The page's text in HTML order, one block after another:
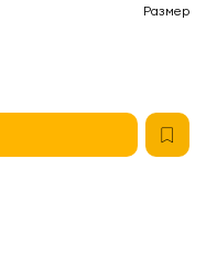
Размер